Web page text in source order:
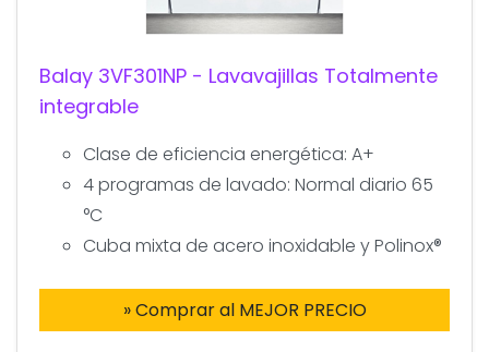
Balay 3VF301NP - Lavavajillas Totalmente
integrable
Clase de eficiencia energética: A+
4 programas de lavado: Normal diario 65
°C
Cuba mixta de acero inoxidable y Polinox®
» Comprar al MEJOR PRECIO